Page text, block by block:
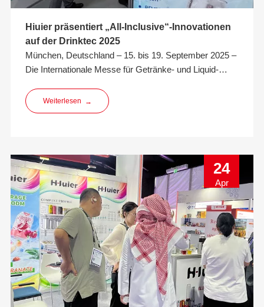
Hiuier präsentiert „All-Inclusive“-Innovationen
auf der Drinktec 2025
München, Deutschland – 15. bis 19. September 2025 –
Die Internationale Messe für Getränke- und Liquid-
als weltweit führende Veranstaltung für die Getränke-
und Liquid-Food-Industrie bestätigt. Experten, Hersteller
Weiterlesen →
24
Apr